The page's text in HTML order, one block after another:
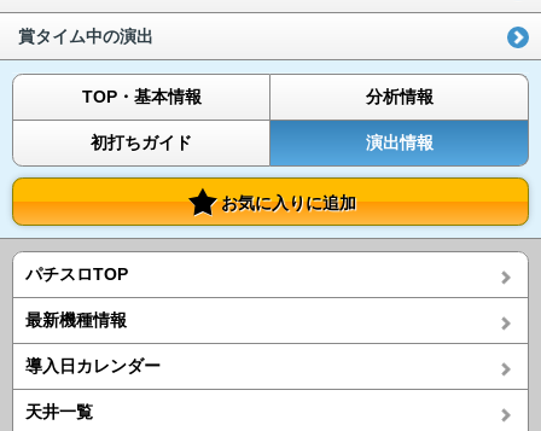
賞タイム中の演出
TOP・基本情報 分析情報
初打ちガイド 演出情報
お気に入りに追加
パチスロTOP
最新機種情報
導入日カレンダー
天井一覧